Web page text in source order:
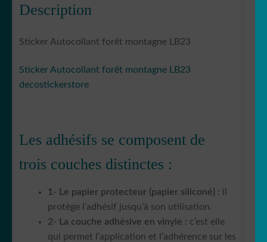
Description
Sticker Autocollant forêt montagne LB23
Sticker Autocollant forêt montagne LB23
decostickerstore
Les adhésifs se composent de
trois couches distinctes :
1- Le papier protecteur (papier siliconé) : il
protège l’adhésif jusqu’à son utilisation.
2- La couche adhésive en vinyle : c’est elle
qui permet l’application et l’adhérence sur les